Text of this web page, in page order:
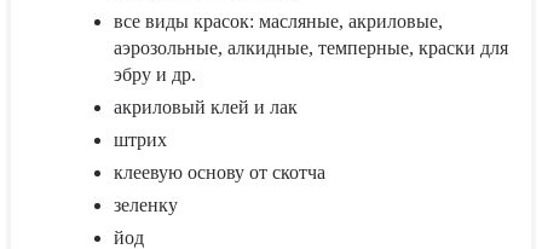
все виды красок: масляные, акриловые,
аэрозольные, алкидные, темперные, краски для
эбру и др.
акриловый клей и лак
штрих
клеевую основу от скотча
зеленку
йод